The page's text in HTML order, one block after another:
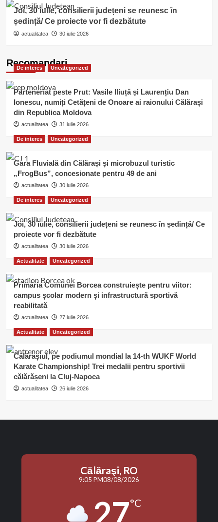
Joi, 30 iulie, consilierii județeni se reunesc în
ședință/ Ce proiecte vor fi dezbătute
actualitatea 30 iulie 2026
Recomandari
De interes Uncategorized
Parteneriat peste Prut: Vasile Iliuță și Laurențiu Dan
Ionescu, numiți Cetățeni de Onoare ai raionului Călărași
din Republica Moldova
actualitatea 31 iulie 2026
De interes Uncategorized
Gara Fluvială din Călărași și microbuzul turistic
„FrogBus”, concesionate pentru 49 de ani
actualitatea 30 iulie 2026
De interes Uncategorized
Joi, 30 iulie, consilierii județeni se reunesc în ședință/ Ce
proiecte vor fi dezbătute
actualitatea 30 iulie 2026
Actualitate Uncategorized
Primăria Comunei Borcea construiește pentru viitor:
campus școlar modern și infrastructură sportivă
reabilitată
actualitatea 27 iulie 2026
Actualitate Uncategorized
Călărașiul, pe podiumul mondial la 14-th WUKF World
Karate Championship! Trei medalii pentru sportivii
călărășeni la Cluj-Napoca
actualitatea 26 iulie 2026
Călăraşi, RO
9:05 PM08/08/2026
27°C